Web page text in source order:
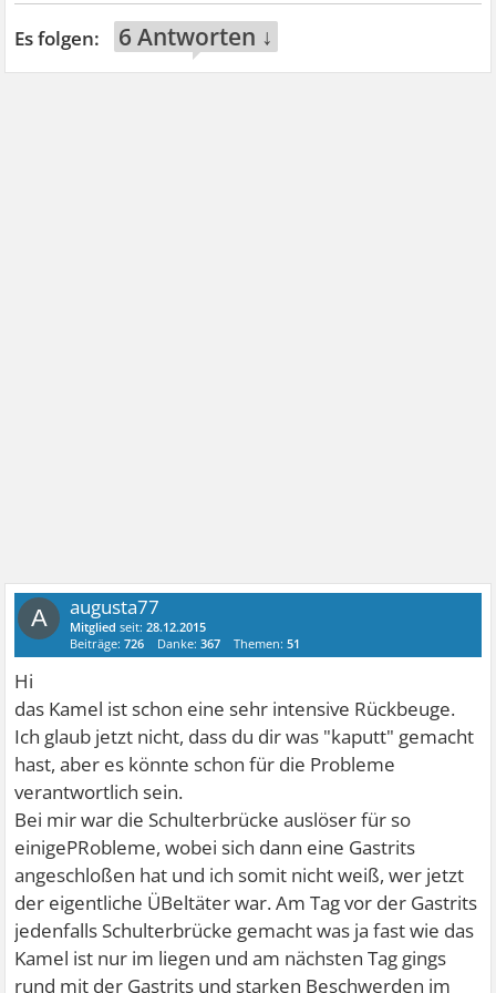
6 Antworten ↓
A augusta77
Mitglied seit:28.12.2015
Beiträge:726 Danke:367 Themen:51
Hi
das Kamel ist schon eine sehr intensive Rückbeuge.
Ich glaub jetzt nicht, dass du dir was "kaputt" gemacht
hast, aber es könnte schon für die Probleme
verantwortlich sein.
Bei mir war die Schulterbrücke auslöser für so
einigePRobleme, wobei sich dann eine Gastrits
angeschloßen hat und ich somit nicht weiß, wer jetzt
der eigentliche ÜBeltäter war. Am Tag vor der Gastrits
jedenfalls Schulterbrücke gemacht was ja fast wie das
Kamel ist nur im liegen und am nächsten Tag gings
rund mit der Gastrits und starken Beschwerden im